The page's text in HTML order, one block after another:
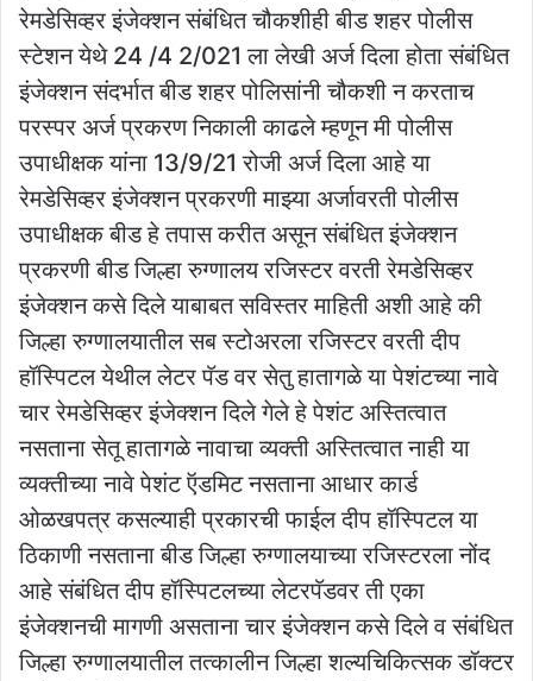
रेमडेसिव्हर इंजेक्शन संबंधित चौकशीही बीड शहर पोलीस
स्टेशन येथे 24 /4 2/021 ला लेखी अर्ज दिला होता संबंधित
इंजेक्शन संदर्भात बीड शहर पोलिसांनी चौकशी न करताच
परस्पर अर्ज प्रकरण निकाली काढले म्हणून मी पोलीस
उपाधीक्षक यांना 13/9/21 रोजी अर्ज दिला आहे या
रेमडेसिव्हर इंजेक्शन प्रकरणी माझ्या अर्जावरती पोलीस
उपाधीक्षक बीड हे तपास करीत असून संबंधित इंजेक्शन
प्रकरणी बीड जिल्हा रुग्णालय रजिस्टर वरती रेमडेसिव्हर
इंजेक्शन कसे दिले याबाबत सविस्तर माहिती अशी आहे की
जिल्हा रुग्णालयातील सब स्टोअरला रजिस्टर वरती दीप
हॉस्पिटल येथील लेटर पॅड वर सेतु हातागळे या पेशंटच्या नावे
चार रेमडेसिव्हर इंजेक्शन दिले गेले हे पेशंट अस्तित्वात
नसताना सेतू हातागळे नावाचा व्यक्ती अस्तित्वात नाही या
व्यक्तीच्या नावे पेशंट ऍडमिट नसताना आधार कार्ड
ओळखपत्र कसल्याही प्रकारची फाईल दीप हॉस्पिटल या
ठिकाणी नसताना बीड जिल्हा रुग्णालयाच्या रजिस्टरला नोंद
आहे संबंधित दीप हॉस्पिटलच्या लेटरपॅडवर ती एका
इंजेक्शनची मागणी असताना चार इंजेक्शन कसे दिले व संबंधित
जिल्हा रुग्णालयातील तत्कालीन जिल्हा शल्यचिकित्सक डॉक्टर